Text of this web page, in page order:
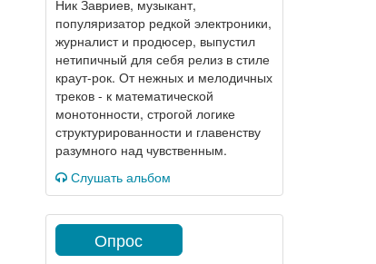
Ник Завриев, музыкант,
популяризатор редкой электроники,
журналист и продюсер, выпустил
нетипичный для себя релиз в стиле
краут-рок. От нежных и мелодичных
треков - к математической
монотонности, строгой логике
структурированности и главенству
разумного над чувственным.
Слушать альбом
Опрос